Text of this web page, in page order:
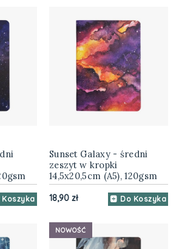
Koszyka
Sunset Galaxy - średni
zeszyt w kropki
14,5x20,5cm (A5), 120gsm
18,90 zł Do Koszyka
NOWOŚĆ